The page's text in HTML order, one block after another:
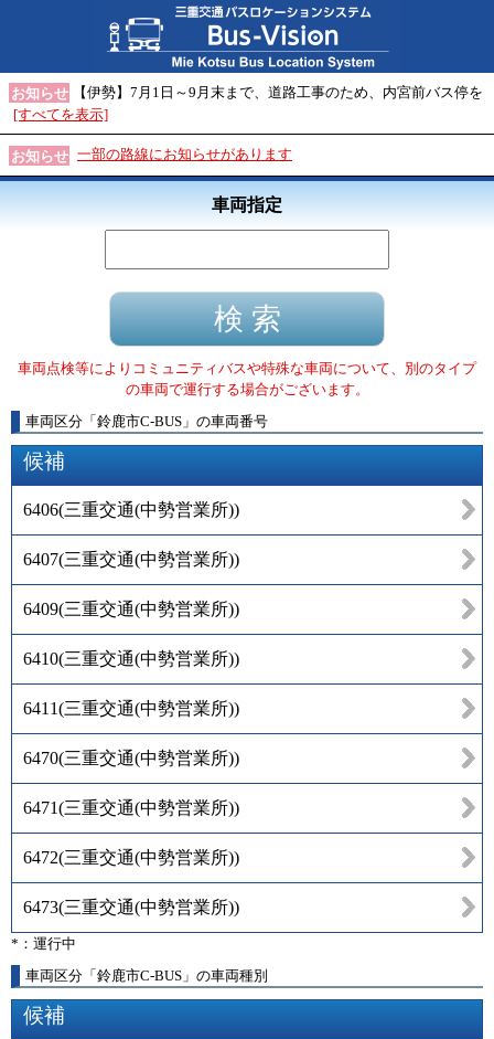
お知らせ
【伊勢】7月1日～9月末まで、道路工事のため、内宮前バス停を
[すべてを表示]
お知らせ 一部の路線にお知らせがあります
車両指定
車両点検等によりコミュニティバスや特殊な車両について、別のタイプ
の車両で運行する場合がございます。
車両区分 「 鈴鹿市C-BUS 」 の車両番号
候補
6406(三重交通(中勢営業所))
6407(三重交通(中勢営業所))
6409(三重交通(中勢営業所))
6410(三重交通(中勢営業所))
6411(三重交通(中勢営業所))
6470(三重交通(中勢営業所))
6471(三重交通(中勢営業所))
6472(三重交通(中勢営業所))
6473(三重交通(中勢営業所))
*：運行中
車両区分「鈴鹿市C-BUS」の車両種別
候補